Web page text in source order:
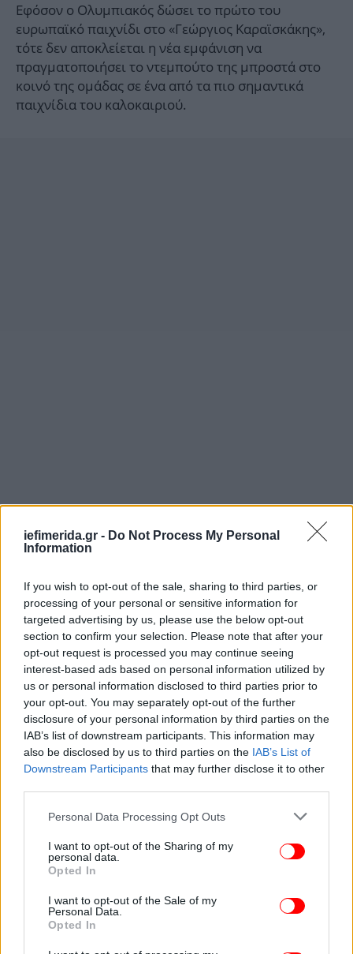
iefimerida.gr - Do Not Process My Personal
Information
If you wish to opt-out of the sale, sharing to third parties, or
processing of your personal or sensitive information for
targeted advertising by us, please use the below opt-out
section to confirm your selection. Please note that after your
opt-out request is processed you may continue seeing
interest-based ads based on personal information utilized by
us or personal information disclosed to third parties prior to
your opt-out. You may separately opt-out of the further
disclosure of your personal information by third parties on the
IAB’s list of downstream participants. This information may
also be disclosed by us to third parties on the IAB’s List of
Downstream Participants that may further disclose it to other
Please note that this website/app uses one or more Google
not limited to your visit or usage behaviour. You may click to
grant or deny consent to Google and its third-party tags to
use your data for below specified purposes in below Google
consent section.
Personal Data Processing Opt Outs
I want to opt-out of the Sharing of my
personal data.
Opted In
I want to opt-out of the Sale of my
Personal Data.
Opted In
Εφόσον ο Ολυμπιακός δώσει το πρώτο του
ευρωπαϊκό παιχνίδι στο «Γεώργιος Καραϊσκάκης»,
τότε δεν αποκλείεται η νέα εμφάνιση να
πραγματοποιήσει το ντεμπούτο της μπροστά στο
κοινό της ομάδας σε ένα από τα πιο σημαντικά
παιχνίδια του καλοκαιριού.
Οι επόμενες εβδομάδες αναμένονται ιδιαίτερα
κρίσιμες για τους πρωταθλητές Ελλάδας, καθώς το
χτίσιμο του νέου ρόστερ και η προετοιμασία για τα
προκριματικά του Champions League θα
ομάδας για ολόκληρη τη σεζόν.
Η φωτογραφία από τη νέα φανέλα του
Ολυμπιακού